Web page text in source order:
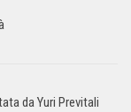
da Yuri Previtali